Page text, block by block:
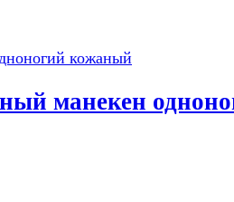
манекен